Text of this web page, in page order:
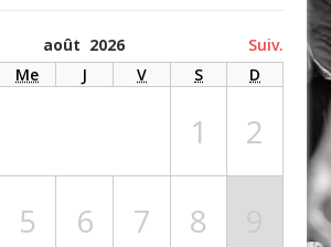
Suiv.
août 2026
Me J V S D
1 2
5 6 7 8